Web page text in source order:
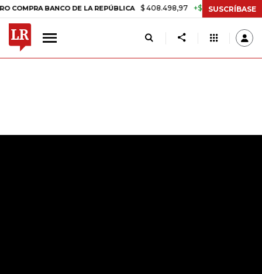
BANCO DE LA REPÚBLICA $ 408.498,97 +$ 8.753,81 +2,19%
SUSCRÍBASE